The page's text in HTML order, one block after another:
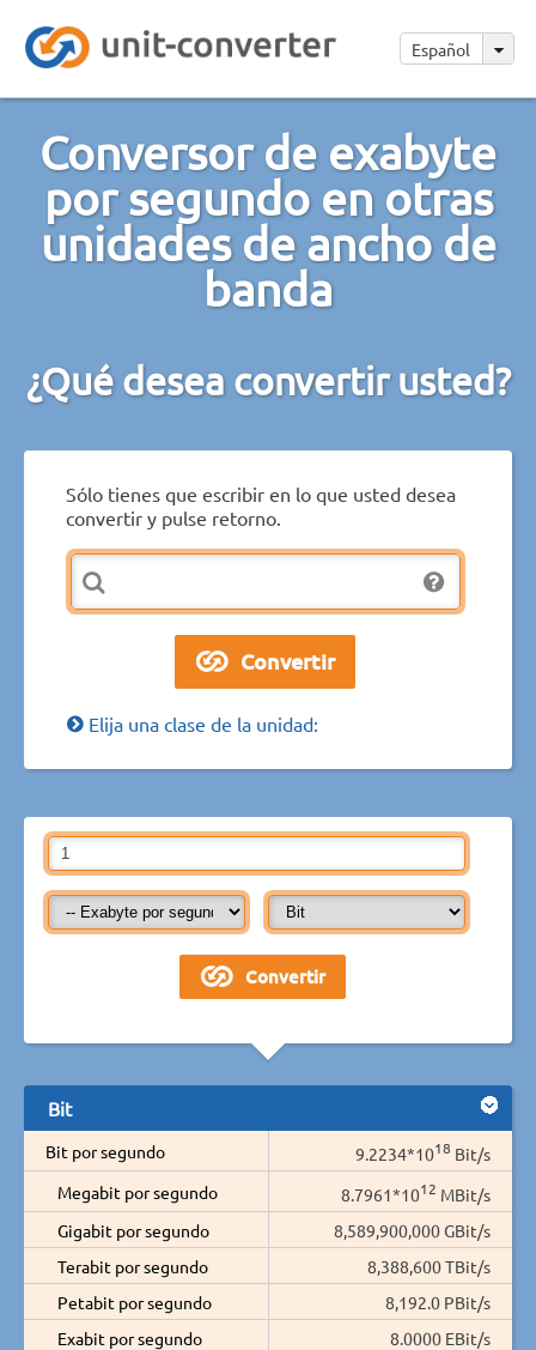
Español
Conversor de exabyte
por segundo en otras
unidades de ancho de
banda
¿Qué desea convertir usted?
Sólo tienes que escribir en lo que usted desea
convertir y pulse retorno.
Elija una clase de la unidad:
Bit
Bit por segundo 9.2234*1018 Bit/s
Megabit por segundo
8.7961*1012 MBit/s
Gigabit por segundo
8,589,900,000 GBit/s
Terabit por segundo
8,388,600 TBit/s
Petabit por segundo
8,192.0 PBit/s
Exabit por segundo
8.0000 EBit/s